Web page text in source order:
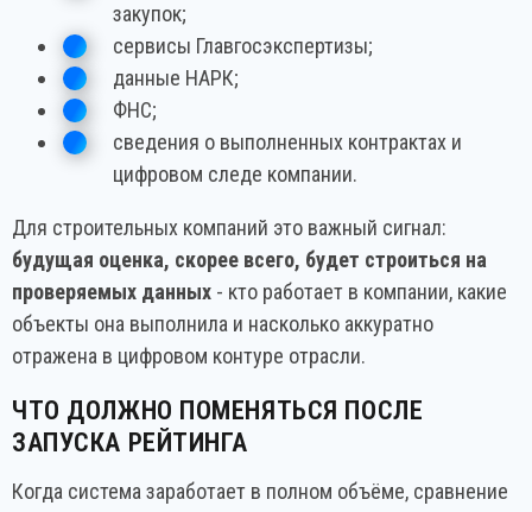
закупок;
сервисы Главгосэкспертизы;
данные НАРК;
ФНС;
сведения о выполненных контрактах и
цифровом следе компании.
Для строительных компаний это важный сигнал:
будущая оценка, скорее всего, будет строиться на
проверяемых данных - кто работает в компании, какие
объекты она выполнила и насколько аккуратно
отражена в цифровом контуре отрасли.
ЧТО ДОЛЖНО ПОМЕНЯТЬСЯ ПОСЛЕ
ЗАПУСКА РЕЙТИНГА
Когда система заработает в полном объёме, сравнение